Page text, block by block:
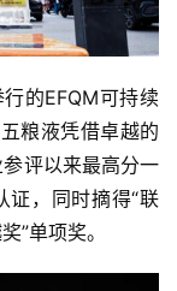
的EFQM可持续
粮液凭借卓越的
评以来最高分一
证，同时摘得“联
”单项奖。